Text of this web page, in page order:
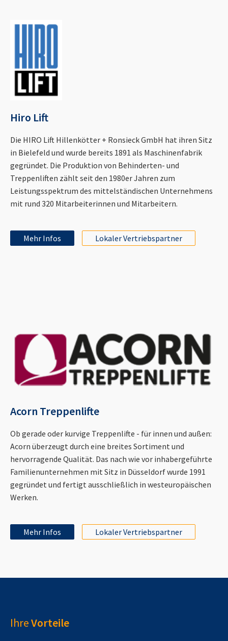
Hiro Lift
Die HIRO Lift Hillenkötter + Ronsieck GmbH hat ihren Sitz
in Bielefeld und wurde bereits 1891 als Maschinenfabrik
gegründet. Die Produktion von Behinderten- und
Treppenliften zählt seit den 1980er Jahren zum
Leistungsspektrum des mittelständischen Unternehmens
mit rund 320 Mitarbeiterinnen und Mitarbeitern.
Mehr Infos Lokaler Vertriebspartner
Acorn Treppenlifte
Ob gerade oder kurvige Treppenlifte - für innen und außen:
Acorn überzeugt durch eine breites Sortiment und
hervorragende Qualität. Das nach wie vor inhabergeführte
Familienunternehmen mit Sitz in Düsseldorf wurde 1991
gegründet und fertigt ausschließlich in westeuropäischen
Werken.
Mehr Infos Lokaler Vertriebspartner
IhreVorteile